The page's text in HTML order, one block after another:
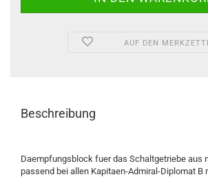
AUF DEN
Beschreibung
Daempfungsblock fuer das Schaltgetriebe aus
passend bei allen Kapitaen-Admiral-Diplomat B